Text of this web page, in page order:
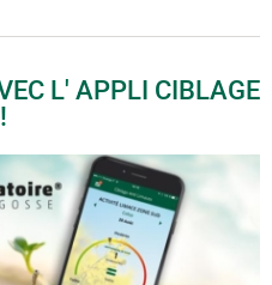
L' APPLI CIBLAGE
!